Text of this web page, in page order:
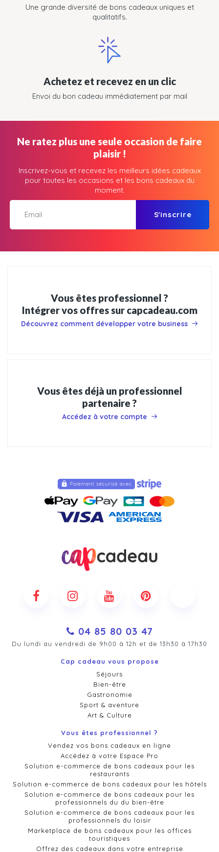
Une grande diversité de bons cadeaux uniques et
qualitatifs.
Achetez et recevez en un clic
Envoi du bon cadeau immédiatement par mail
Ne ratez plus une seule occasion de faire
plaisir !
Inscrivez-vous et recevez les meilleurs idées cadeaux
pour toutes les occasions et les bons cadeaux du
moment.
S'inscrire
Vous êtes professionnel ?
Intégrer vos offres sur capcadeau.com
Découvrez comment développer votre business
Vous êtes déjà un professionnel
partenaire ?
Accédez à votre compte
04 85 80 03 47
Du lundi au vendredi de 9h00 à 12h et de 13h30 à 17h30
Cap cadeau vous propose
Séjours
Bien-être
Gastronomie
Sport & aventure
Art & Culture
Vous êtes professionnel ?
Vendez vos bons cadeaux en ligne
Accédez à votre Espace Pro
Solution e-commerce de bons cadeaux pour les
restaurants
Solution e-commerce de bons cadeaux pour les hôtels
Solution e-commerce de bons cadeaux pour les
professionnels du du bien-être
Solution e-commerce de bons cadeaux pour les
professionnels du loisir
Marketplace de bons cadeaux pour les offices
touristiques
Offrez des cadeaux dans votre entreprise